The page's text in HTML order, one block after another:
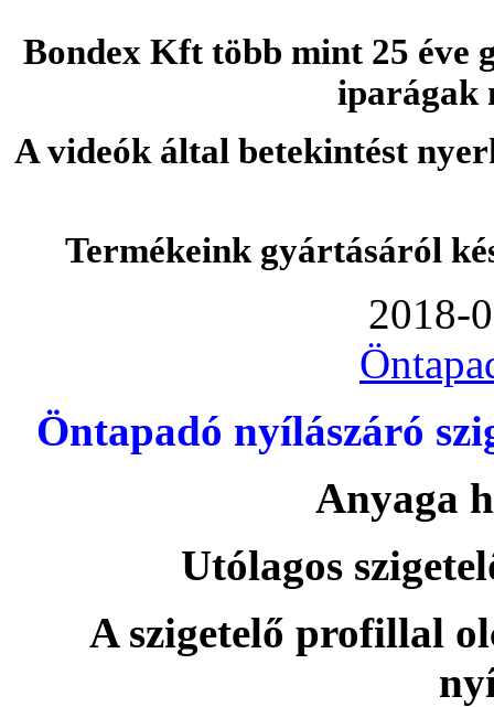
Bondex Kft több mint 25 éve
iparágak
A videók által betekintést
Termékeink gyártásáról
2018-
Öntapadó nyílászáró
Anyaga
Utólagos
A szigetelő profillal